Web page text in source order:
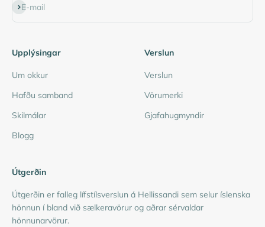
E-mail
Subscribe
Upplýsingar
Um okkur
Hafðu samband
Skilmálar
Blogg
Verslun
Verslun
Vörumerki
Gjafahugmyndir
Útgerðin
Útgerðin er falleg lífstílsverslun á Hellissandi sem selur íslenska
hönnun í bland við sælkeravörur og aðrar sérvaldar
hönnunarvörur.